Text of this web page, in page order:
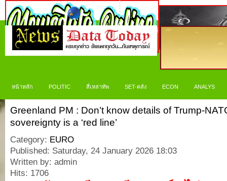
หน้าหลัก POLITIC สี่เหล่าทัพ SET-คลัง ECON ANALYS
Greenland PM : Don’t know details of Trump-
sovereignty is a ‘red line’
Category: EURO
Published: Saturday, 24 January 2026 18:03
Written by: admin
Hits: 1706